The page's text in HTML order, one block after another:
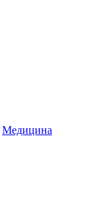
Медицина